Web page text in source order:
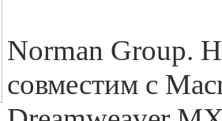
Norman Group.
совместим с